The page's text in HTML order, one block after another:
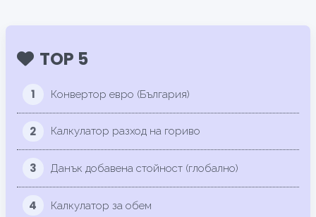
TOP 5
1 Конвертор евро (България)
2 Калкулатор разход на гориво
3 Данък добавена стойност (глобално)
4 Калкулатор за обем